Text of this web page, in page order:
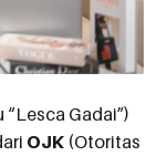
“Lesca Gadai”)
OJK (Otoritas